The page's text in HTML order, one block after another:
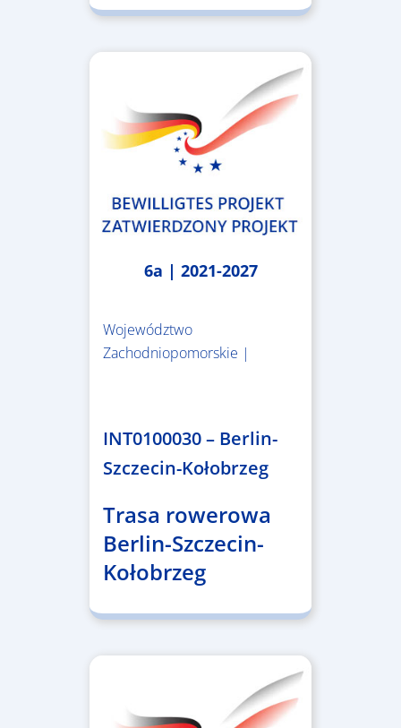
6a | 2021-2027
Województwo
Zachodniopomorskie |
INT0100030 – Berlin-
Szczecin-Kołobrzeg
Trasa rowerowa
Berlin-Szczecin-
Kołobrzeg